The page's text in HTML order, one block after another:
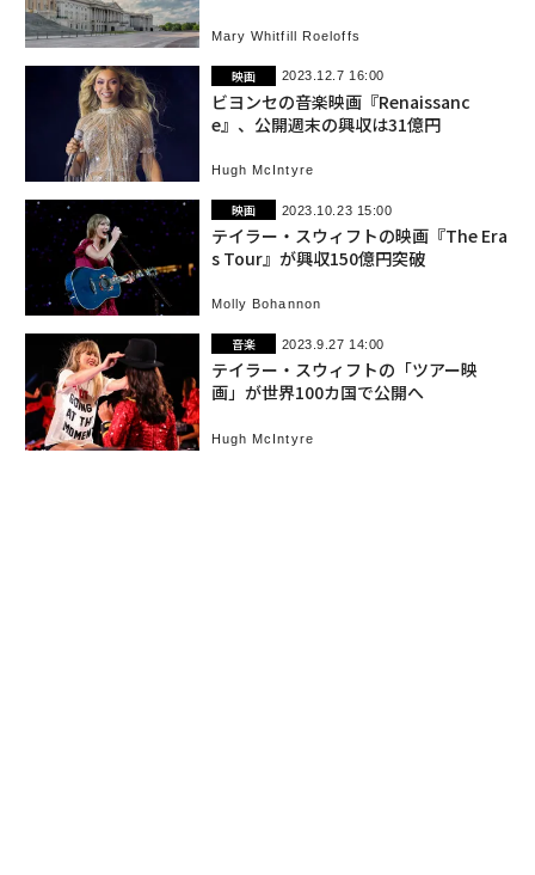
Mary Whitfill Roeloffs
映画 2023.12.7 16:00
ビヨンセの音楽映画『Renaissanc
e』、公開週末の興収は31億円
Hugh McIntyre
映画 2023.10.23 15:00
テイラー・スウィフトの映画『The Era
s Tour』が興収150億円突破
Molly Bohannon
音楽 2023.9.27 14:00
テイラー・スウィフトの「ツアー映
画」が世界100カ国で公開へ
Hugh McIntyre